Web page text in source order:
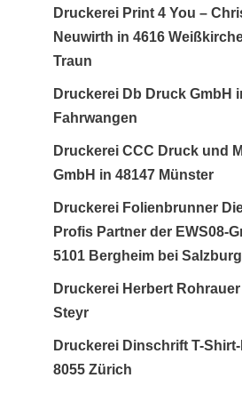
Druckerei Print 4 You –
Neuwirth in 4616
Traun
Druckerei Db Druck GmbH
Fahrwangen
Druckerei CCC Druck und
GmbH in 48147 Münster
Druckerei Folienbrunner
Profis Partner der EWS08-
5101 Bergheim bei Salzburg
Druckerei Herbert
Steyr
Druckerei Dinschrift T-
8055 Zürich